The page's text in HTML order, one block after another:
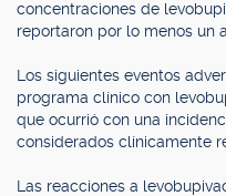
concentraciones de
reportaron por lo menos un
Los siguientes eventos
programa clínico con
que ocurrió con una
considerados clínicamente
Las reacciones a